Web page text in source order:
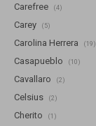
Carefree (4)
Carey (5)
Carolina Herrera (19)
Casapueblo (10)
Cavallaro (2)
Celsius (2)
Cherito (1)